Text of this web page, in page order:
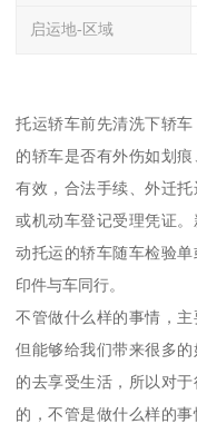
启运地-区域
托运轿车前先清洗下轿
的轿车是否有外伤如划
有效，合法手续、外迁托
或机动车登记受理凭证
动托运的轿车随车检验
印件与车同行。
不管做什么样的事情，
但能够给我们带来很多
的去享受生活，所以对
的，不管是做什么样的